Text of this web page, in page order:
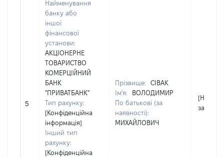
5
Найменування
банку або
іншої
фінансової
установи:
АКЦІОНЕРНЕ
ТОВАРИСТВО
КОМЕРЦІЙНИЙ
БАНК
"ПРИВАТБАНК"
Тип рахунку:
[Конфіденційна
інформація]
Інший тип
рахунку:
[Конфіденційна
Прізвище:
СІВАК
Ім'я:
ВОЛОДИМИР
По батькові (за
наявності):
МИХАЙЛОВИЧ
[Не